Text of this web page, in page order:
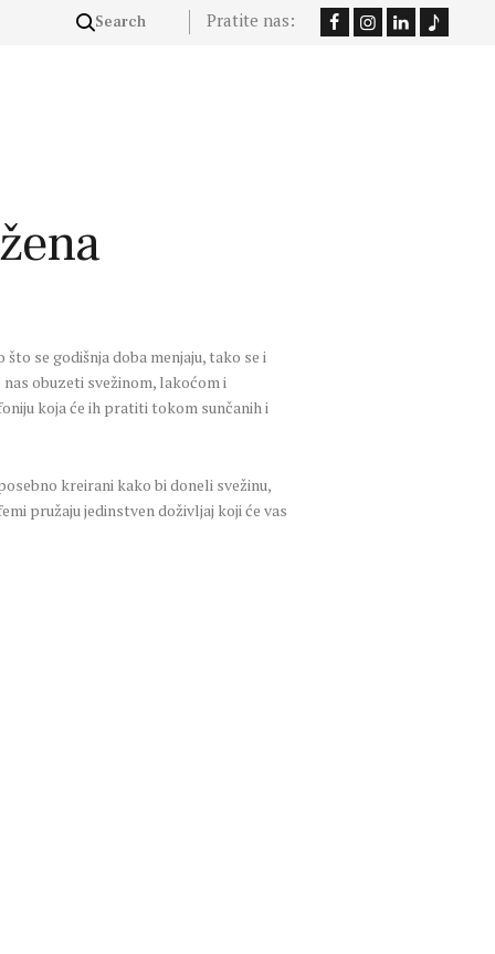
Pratite nas:
se godišnja doba menjaju, tako se i
obuzeti svežinom, lakoćom i
koja će ih pratiti tokom sunčanih i
kreirani kako bi doneli svežinu,
pružaju jedinstven doživljaj koji će vas